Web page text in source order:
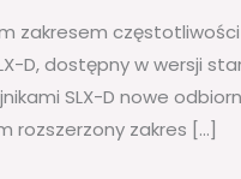
zakresem
D, dostępny w wersji
SLX-D nowe
rozszerzony zakres […]